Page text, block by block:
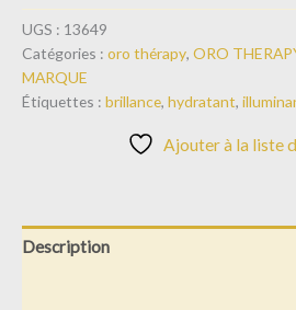
UGS : 13649
Catégories : oro thérapy, ORO
MARQUE
Étiquettes : brillance, hydratant,
Ajouter à la liste
Description